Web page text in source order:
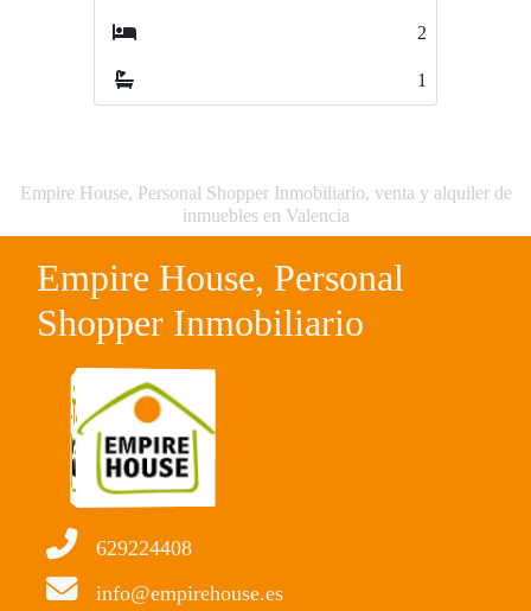
2
1
Empire House, Personal Shopper Inmobiliario, venta y alquiler de
inmuebles en Valencia
Empire House, Personal
Shopper Inmobiliario
629224408
info@empirehouse.es